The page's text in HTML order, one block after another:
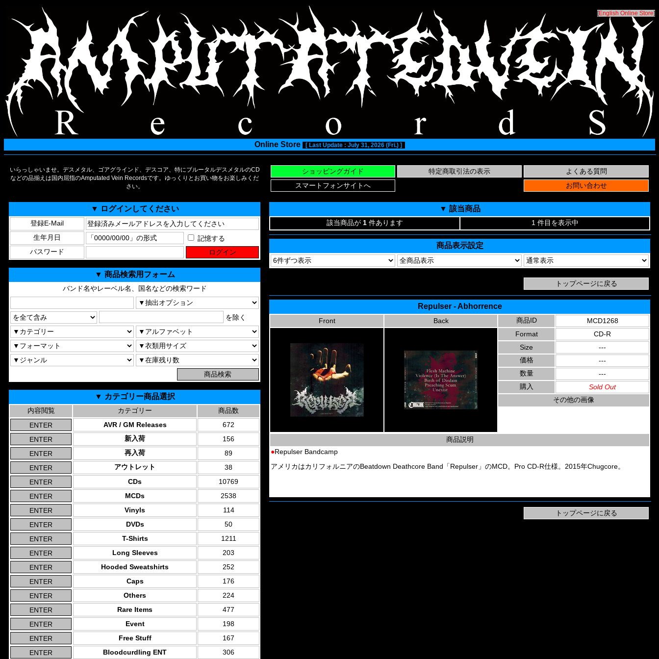
[English Online Store]
Online Store [ Last Update : July 31, 2026 (Fri.) ]
いらっしゃいませ。デスメタル、ゴアグラインド、デスコア、特にブルータルデスメタルのCD
などの品揃えは国内屈指のAmputated Vein Recordsです。ゆっくりとお買い物をお楽しみくだ
さい。
▼ ログインしてください
登録E-Mail
生年月日
記憶する
パスワード
▼ 商品検索用フォーム
バンド名やレーベル名、国名などの検索ワード
を除く
▼ カテゴリー商品選択
内容閲覧 カテゴリー
商品数
AVR / GM Releases
672
新入荷
156
再入荷
89
アウトレット
38
CDs
10769
MCDs
2538
Vinyls
114
DVDs
50
T-Shirts
1211
Long Sleeves
203
Hooded Sweatshirts
252
Caps
176
Others
224
Rare Items
477
Event
198
Free Stuff
167
Bloodcurdling ENT
306
▼ 該当商品
該当商品が 1 件あります 1 件目を表示中
商品表示設定
Repulser - Abhorrence
Front Back 商品ID
MCD1268
Format
CD-R
Size
---
価格
---
数量
---
購入
Sold Out
その他の画像
商品説明
●Repulser Bandcamp
アメリカはカリフォルニアのBeatdown Deathcore Band「Repulser」のMCD。Pro CD-R仕様。2015年Chugcore。